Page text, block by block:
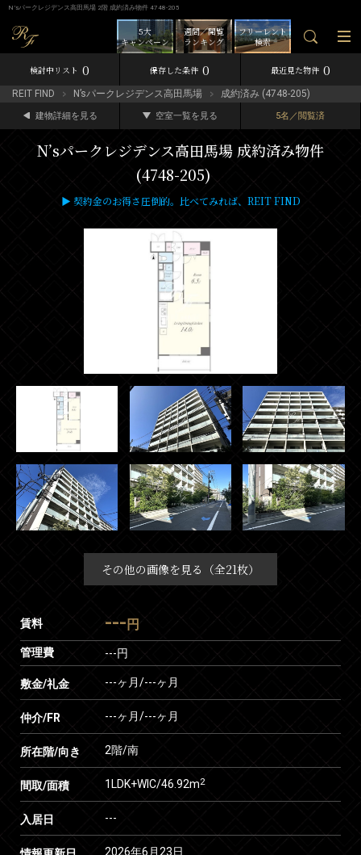
N’sパークレジデンス高田馬場 2階 成約済み物件 4748-205
フリーレント
検索
週間／閲覧
ランキング
5大
キャンペーン
検討中リスト 0 保存した条件 0 最近見た物件 0
REIT FIND N’sパークレジデンス高田馬場 成約済み (4748-205)
建物詳細を見る 空室一覧を見る 5名／閲覧済
N’sパークレジデンス高田馬場 成約済み物件
(4748-205)
▶ 契約金のお得さ圧倒的。比べてみれば、REIT FIND
その他の画像を見る（全21枚）
賃料 --- 円
管理費 ---円
敷金/礼金 ---ヶ月/---ヶ月
仲介/FR ---ヶ月/---ヶ月
所在階/向き 2階/南
間取/面積 1LDK+WIC/46.92m2
入居日 ---
2026年6月23日